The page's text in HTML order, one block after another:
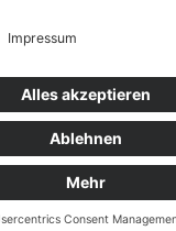
© MIKS Magazin 2026